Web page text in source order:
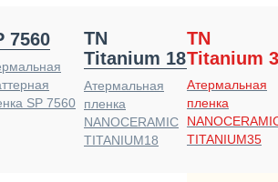
7560
SP 7560
TN
Titanium 18
Атермальная
пленка
NANOCERAMIC
TITANIUM18
TN
Titanium
Атермальная
пленка
TITANIUM35